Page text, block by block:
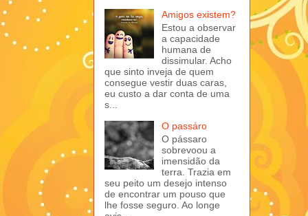
Amigos existem?
Estou a observar
a capacidade
humana de
dissimular. Acho
que sinto inveja de quem
consegue vestir duas caras,
eu custo a dar conta de uma
s...
O passáro
O pássaro
sobrevoou a
imensidão da
terra. Trazia em
seu peito um desejo intenso
de encontrar um pouso que
lhe fosse seguro. Ao longe